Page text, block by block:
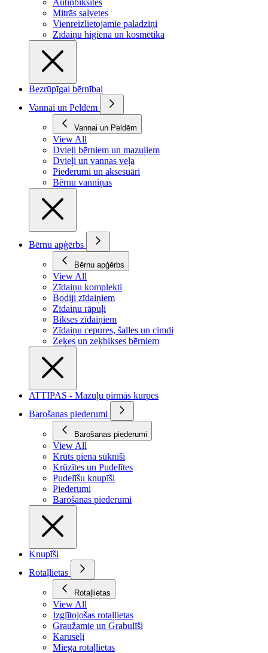
Autiņbiksītes
Mitrās salvetes
Vienreizlietojamie paladziņi
Zīdaiņu higiēna un kosmētika
Bezrūpīgai bērnībai
Vannai un Peldēm
Vannai un Peldēm
View All
Dvieļi bērniem un mazuļiem
Dvieļi un vannas veļa
Piederumi un aksesuāri
Bērnu vanniņas
Bērnu apģērbs
Bērnu apģērbs
View All
Zīdaiņu komplekti
Bodiji zīdaiņiem
Zīdaiņu rāpuļi
Bikses zīdaiņiem
Zīdaiņu cepures, šalles un cimdi
Zeķes un zeķbikses bērniem
ATTIPAS - Mazuļu pirmās kurpes
Barošanas piederumi
Barošanas piederumi
View All
Krūts piena sūknīši
Krūzītes un Pudelītes
Pudelīšu knupīši
Piederumi
Barošanas piederumi
Knupīši
Rotaļlietas
Rotaļlietas
View All
Izglītojošas rotaļlietas
Graužamie un Grabulīši
Karuseļi
Miega rotaļlietas